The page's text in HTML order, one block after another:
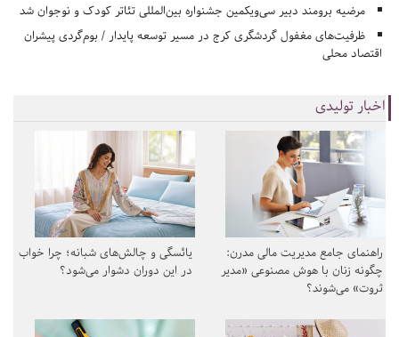
مرضیه برومند دبیر سی‌ویکمین جشنواره بین‌المللی تئاتر کودک و نوجوان شد
ظرفیت‌های مغفول گردشگری کرج در مسیر توسعه پایدار / بوم‌گردی پیشران
اقتصاد محلی
اخبار تولیدی
راهنمای جامع مدیریت مالی مدرن:
چگونه زنان با هوش مصنوعی «مدیر
ثروت» می‌شوند؟
یائسگی و چالش‌های شبانه؛ چرا خواب
در این دوران دشوار می‌شود؟